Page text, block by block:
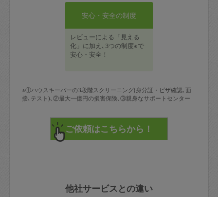
安心・安全の制度
レビューによる「見える
化」に加え､3つの制度※で
安心・安全！
※①ハウスキーパーの3段階スクリーニング(身分証・ビザ確認､面
接､テスト)､②最大一億円の損害保険､③親身なサポートセンター
他社サービスとの違い